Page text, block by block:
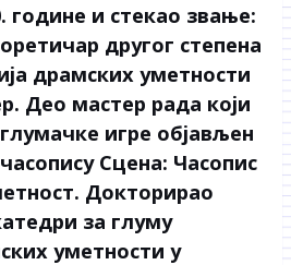
године и стекао звање:
другог степена
драмских уметности
Део мастер рада који
игре објављен
Сцена: Часопис
Докторирао
за глуму
уметности у